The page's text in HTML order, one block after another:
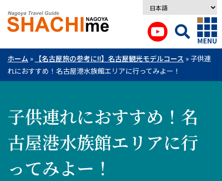
ホーム » 【名古屋旅の参考に!!】名古屋観光モデルコース » 子供連
れにおすすめ！名古屋港水族館エリアに行ってみよー！
子供連れにおすすめ！名
古屋港水族館エリアに行
ってみよー！